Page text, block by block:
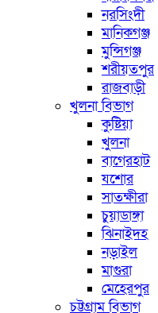
নরসিংদী
মানিকগঞ্জ
মুন্সিগঞ্জ
শরীয়তপুর
রাজবাড়ী
খুলনা বিভাগ
কুষ্টিয়া
খুলনা
বাগেরহাট
যশোর
সাতক্ষীরা
চুয়াডাঙ্গা
ঝিনাইদহ
নড়াইল
মাগুরা
মেহেরপুর
চট্টগ্রাম বিভাগ